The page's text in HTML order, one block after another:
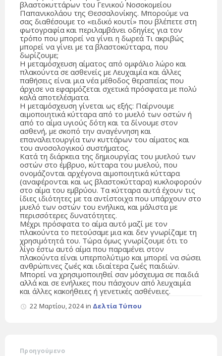
βλαστοκυττάρων του Γενικού Νοσοκομείου
Παπανικολάου της Θεσσαλονίκης. Μπορούμε να
σας διαθέσουμε το «ειδικό κουτί» που βλέπετε στη
φωτογραφία και περιλαμβάνει οδηγίες για τον
τρόπο που μπορεί να γίνει η δωρεά Τι ακριβώς
μπορεί να γίνει με τα βλαστοκύτταρα, που
δωρίζουμε;
Η μεταμόσχευση αίματος από ομφάλιο λώρο και
πλακούντα σε ασθενείς με Λευχαιμία και άλλες
παθήσεις είναι μια νέα μέθοδος θεραπείας που
άρχισε να εφαρμόζεται σχετικά πρόσφατα με πολύ
καλά αποτελέσματα.
Η μεταμόσχευση γίνεται ως εξής: Παίρνουμε
αιμοποιητικά κύτταρα από το μυελό των οστών ή
από το αίμα υγιούς δότη και τα δίνουμε στον
ασθενή, με σκοπό την αναγέννηση και
επαναλειτουργία των κυττάρων του αίματος και
του ανοσολογικού συστήματος.
Κατά τη διάρκεια της δημιουργίας του μυελού των
οστών στο έμβρυο, κύτταρα του μυελού, που
ονομάζονται αρχέγονα αιμοποιητικά κύτταρα
(αναφέρονται και ως βλαστοκύτταρα) κυκλοφορούν
στο αίμα του εμβρύου. Τα κύτταρα αυτά έχουν τις
ίδιες ιδιότητες με τα αντίστοιχα που υπάρχουν στο
μυελό των οστών του ενήλικα, και μάλιστα με
περισσότερες δυνατότητες.
Μέχρι πρόσφατα το αίμα αυτό μαζί με τον
πλακούντα το πετούσαμε μια και δεν γνωρίζαμε τη
χρησιμότητά του. Τώρα όμως γνωρίζουμε ότι το
λίγο έστω αυτό αίμα που παραμένει στον
πλακούντα είναι υπερπολύτιμο και μπορεί να σώσει
ανθρώπινες ζωές και ιδιαίτερα ζωές παιδιών.
Μπορεί να χρησιμοποιηθεί σαν μόσχευμα σε παιδιά
αλλά και σε ενήλικες που πάσχουν από λευχαιμία
και άλλες κακοήθειες ή γενετικές ασθένειες.
22 Μαρτίου, 2024in Δελτία Τύπου
Προηγούμενο